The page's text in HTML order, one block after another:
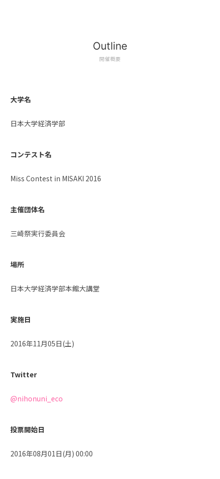
Outline
開催概要
大学名
日本大学経済学部
コンテスト名
Miss Contest in MISAKI 2016
主催団体名
三崎祭実行委員会
場所
日本大学経済学部本館大講堂
実施日
2016年11月05日(土)
Twitter
@nihonuni_eco
投票開始日
2016年08月01日(月) 00:00